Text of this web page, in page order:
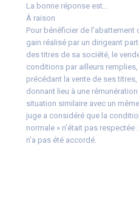
La bonne réponse est…
À raison
Pour bénéficier de l’abattement
gain réalisé par un dirigeant
des titres de sa société, le
conditions par ailleurs remplies,
précédant la vente de ses
donnant lieu à une
situation similaire avec un
juge a considéré que la
normale » n’était pas respectée
n’a pas été accordé.